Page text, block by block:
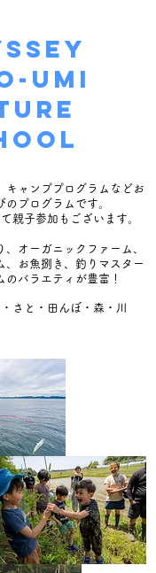
UMI
キャンププログラムなどお
のプログラムです。
親子参加もございます。
、オーガニックファーム、
、お魚捌き、釣りマスター
のバラエティが豊富！
さと・田んぼ・森・川